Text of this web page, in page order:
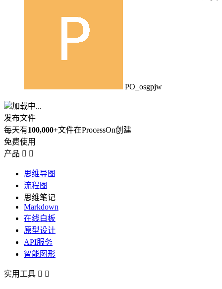
PO_osgpjw
加载中...
发布文件
每天有100,000+文件在ProcessOn创建
免费使用
产品  
思维导图
流程图
思维笔记
Markdown
在线白板
原型设计
API服务
智能图形
实用工具  